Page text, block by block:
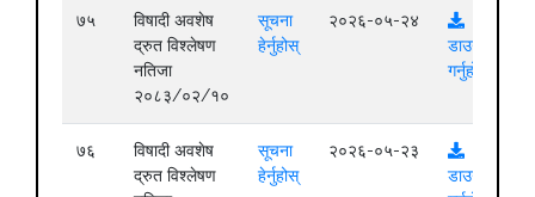
७५
विषादी अवशेष
द्रुत विश्लेषण
नतिजा
२०८३/०२/१०
सूचना
हेर्नुहोस्
२०२६-०५-२४
डाउनलोड
गर्नुहोस्
७६
विषादी अवशेष
द्रुत विश्लेषण
सूचना
हेर्नुहोस्
२०२६-०५-२३
डाउनलोड